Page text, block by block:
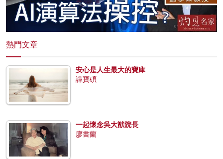
熱門文章
安心是人生最大的寶庫
譚寶碩
一起懷念吳大猷院長
廖書蘭